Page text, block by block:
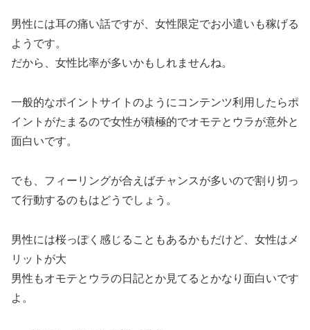
男性には耳の痛い話ですが、女性限定でお小遣いも稼げる
ようです。
だから、女性比率が多いかもしれませんね。
一般的なポイントサイトのようにコンテンツ利用したらポ
イントがたまるので女性が積極的でオモテとウラが意外と
面白いです。
でも、フィーリングが合えばチャンスが多いので割り切っ
て行動するのもはどうでしょう。
男性には桜っぽく感じることもあるかもだけど、女性はメ
リットが大
男性もオモテとウラの日記とか見てるとかなり面白いです
よ。